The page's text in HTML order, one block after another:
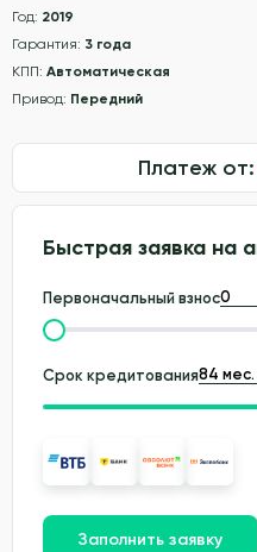
Год: 2019
Гарантия: 3 года
КПП: Автоматическая
Привод: Передний
Платеж от:
Быстрая заявка на
Первоначальный взнос
Срок кредитования
Заполнить заявку